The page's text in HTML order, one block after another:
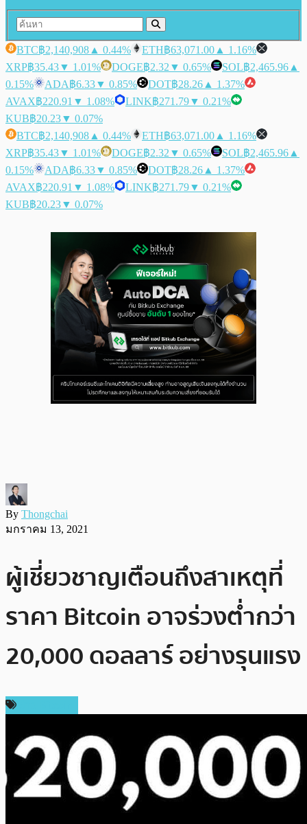
BTC฿2,140,908 ▲ 0.44% ETH฿63,071.00 ▲ 1.16%
XRP฿35.43▼ 1.01% DOGE฿2.32 ▼ 0.65% SOL฿2,465.96 ▲
0.15%
ADA฿6.33▼ 0.85% DOT฿28.26 ▲ 1.37%
AVAX฿220.91 ▼ 1.08% LINK฿271.79▼ 0.21%
KUB฿20.23▼ 0.07%
BTC฿2,140,908 ▲ 0.44% ETH฿63,071.00 ▲ 1.16%
XRP฿35.43▼ 1.01% DOGE฿2.32 ▼ 0.65% SOL฿2,465.96 ▲
0.15%
ADA฿6.33▼ 0.85% DOT฿28.26 ▲ 1.37%
AVAX฿220.91 ▼ 1.08% LINK฿271.79▼ 0.21%
KUB฿20.23▼ 0.07%
By Thongchai
มกราคม 13, 2021
ผู้เชี่ยวชาญเตือนถึงสาเหตุที่
ราคา Bitcoin อาจร่วงต่ำกว่า
20,000 ดอลลาร์ อย่างรุนแรง